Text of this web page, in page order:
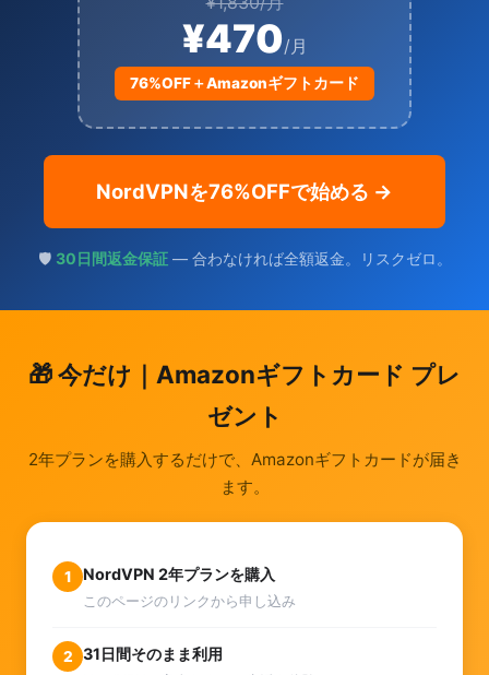
¥470/月
76%OFF＋Amazonギフトカード
NordVPNを76%OFFで始める →
🛡️ 30日間返金保証— 合わなければ全額返金。リスクゼロ。
🎁 今だけ｜Amazonギフトカード プレ
ゼント
2年プランを購入するだけで、Amazonギフトカードが届き
ます。
1 NordVPN 2年プランを購入
このページのリンクから申し込み
2 31日間そのまま利用